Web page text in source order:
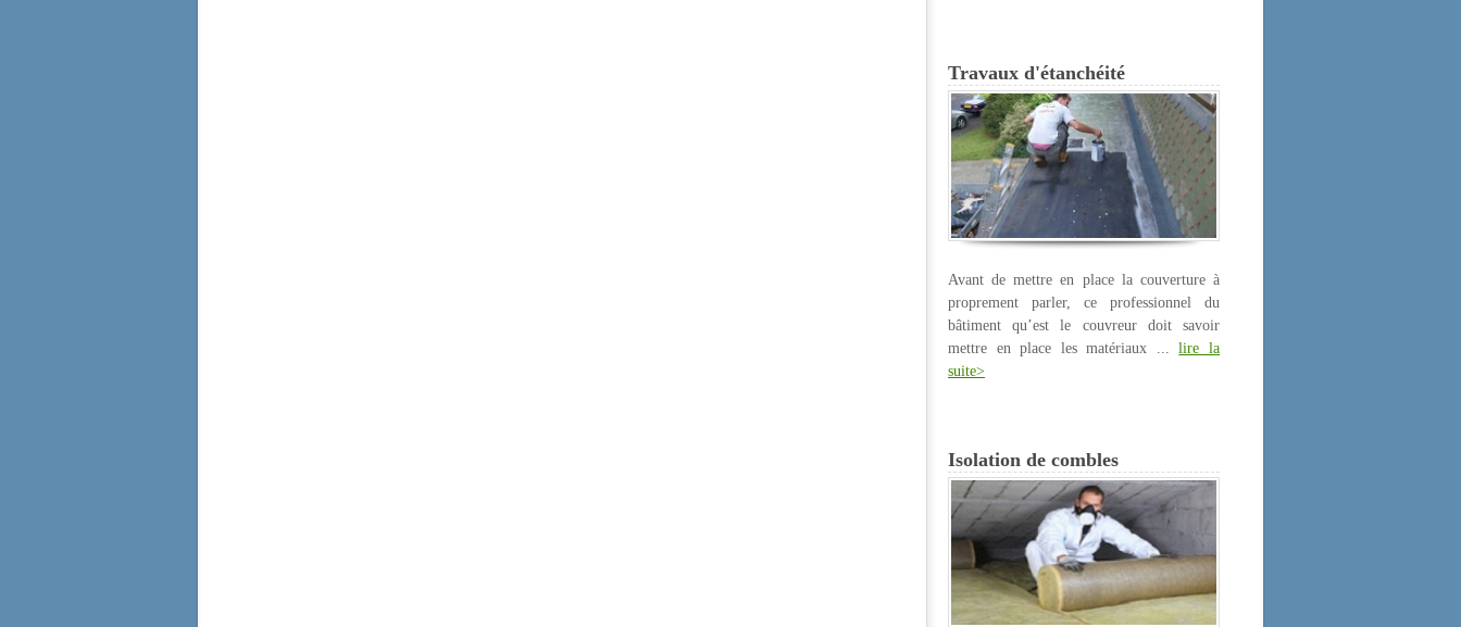
Travaux d'étanchéité
Avant de mettre en place la couverture à
proprement parler, ce professionnel du
bâtiment qu’est le couvreur doit savoir
mettre en place les matériaux ...lire la
suite>
Isolation de combles